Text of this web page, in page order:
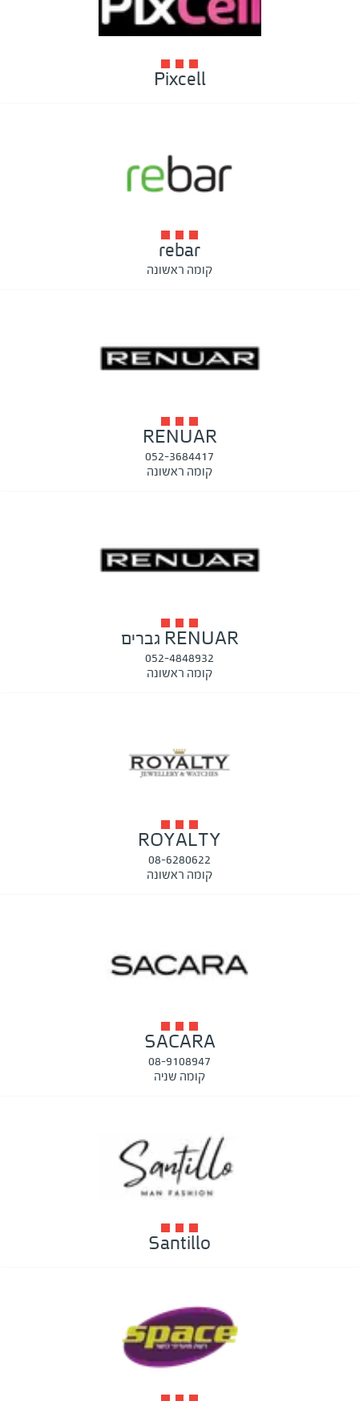
Pixcell
rebar
קומה ראשונה
RENUAR
052-3684417
קומה ראשונה
RENUAR גברים
052-4848932
קומה ראשונה
ROYALTY
08-6280622
קומה ראשונה
SACARA
08-9108947
קומה שניה
Santillo